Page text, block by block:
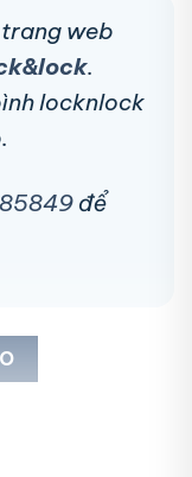
web
.
locknlock
để